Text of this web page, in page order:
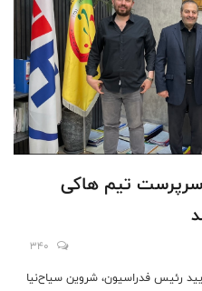
سرپرست تیم هاکی
340
رئیس فدراسیون، شروین سیاح‌نیا